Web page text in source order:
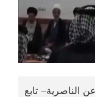
الناصرية– تابع